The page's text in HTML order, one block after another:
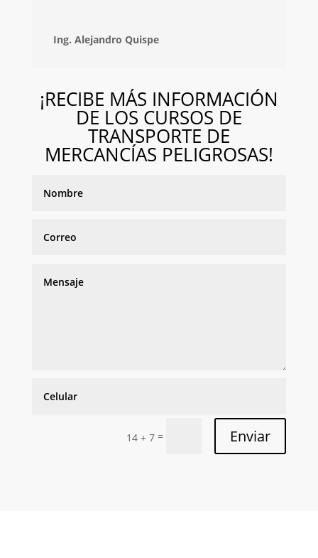
Ing. Alejandro Quispe
¡RECIBE MÁS INFORMACIÓN
DE LOS CURSOS DE
TRANSPORTE DE
MERCANCÍAS PELIGROSAS!
14 + 7 = Enviar